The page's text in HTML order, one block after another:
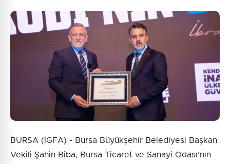
BURSA (İGFA) - Bursa Büyükşehir Belediyesi Başkan
Vekili Şahin Biba, Bursa Ticaret ve Sanayi Odası’nın